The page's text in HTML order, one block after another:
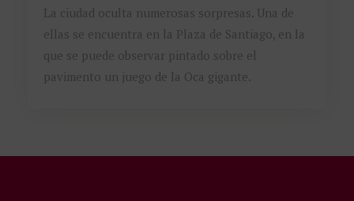
La ciudad oculta numerosas sorpresas. Una de
ellas se encuentra en la Plaza de Santiago, en la
que se puede observar pintado sobre el
pavimento un juego de la Oca gigante.